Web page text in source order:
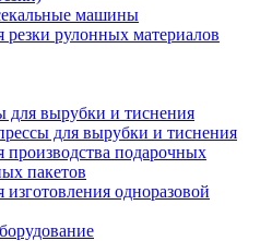
машины
резки рулонных материалов
для вырубки и тиснения
для вырубки и тиснения
производства подарочных
пакетов
одноразовой